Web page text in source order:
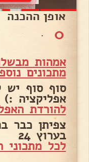
אופן ההכנה
0
.
אמהות
מתכונים
סוף סוף יש
אפליקציה :)
להורדת
צפיתן כבר
בערוץ 24
לכל מתכוני